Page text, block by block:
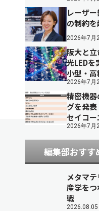
レーザ
の制約を
2026年7月
阪大と
光LED
小型・
2026年7月
精密機
グを発
セイコ
2026年7月
編集部おすす
メタマ
産学を
戦
2026.08.05